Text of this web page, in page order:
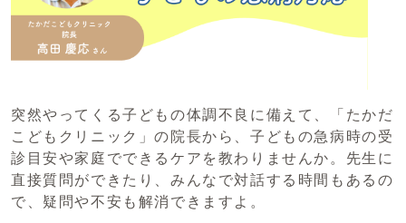
突然やってくる子どもの体調不良に備えて、「たかだ
こどもクリニック」の院長から、子どもの急病時の受
診目安や家庭でできるケアを教わりませんか。先生に
直接質問ができたり、みんなで対話する時間もあるの
で、疑問や不安も解消できますよ。